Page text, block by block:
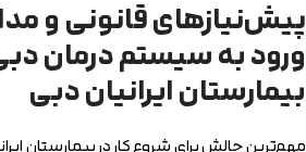
پیش‌نیازهای قانونی و
ورود به سیستم درمان
بیمارستان ایرانیان دبی